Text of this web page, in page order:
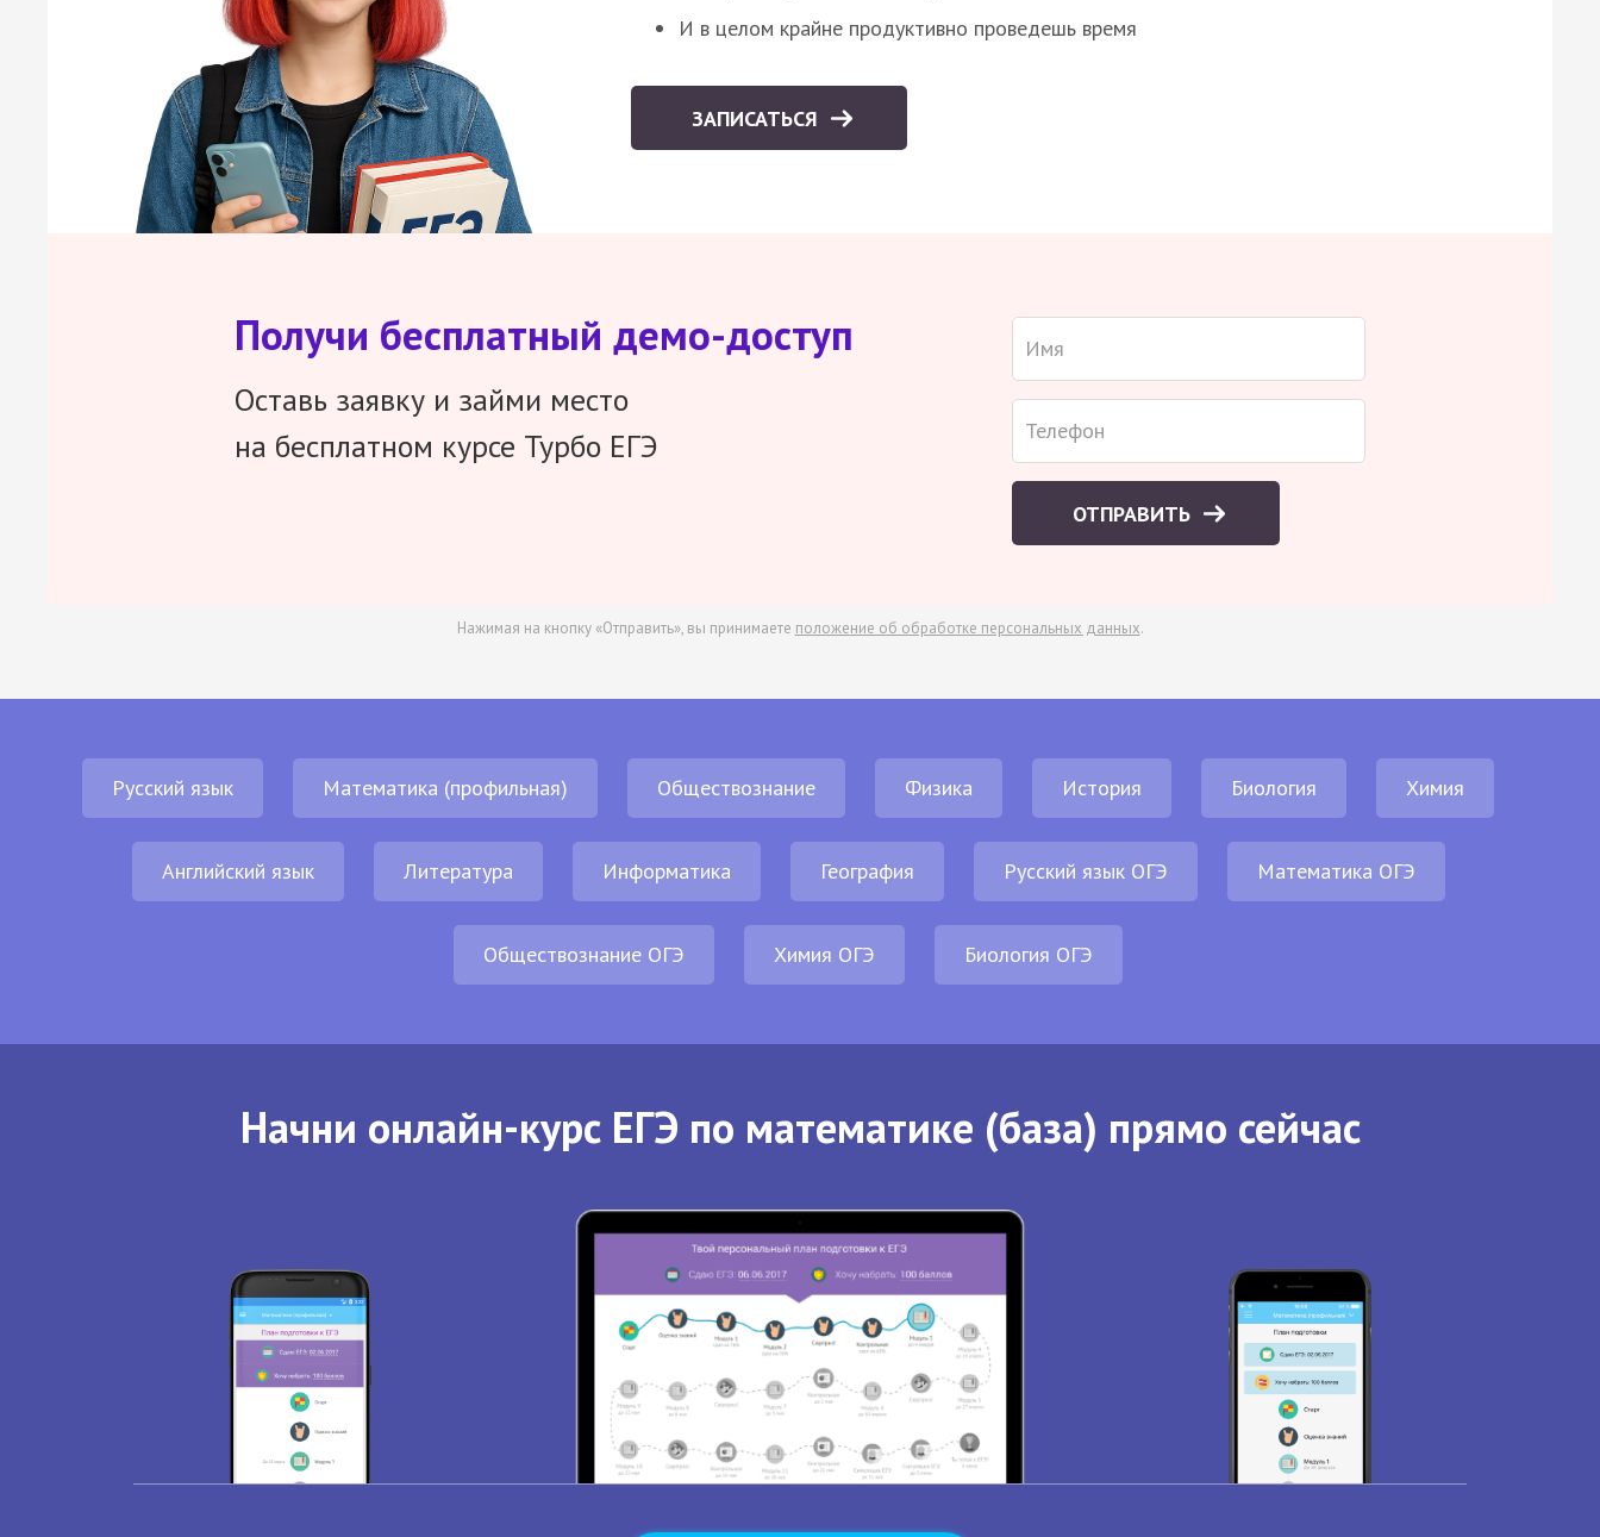
И в целом крайне продуктивно проведешь время
ЗАПИСАТЬСЯ
Получи бесплатный демо-доступ
Оставь заявку и займи место
на бесплатном курсе Турбо ЕГЭ
ОТПРАВИТЬ
Нажимая на кнопку «Отправить», вы принимаете положение об обработке персональных данных.
Русский язык Математика (профильная) Обществознание Физика История Биология Химия
Английский язык Литература Информатика География Русский язык ОГЭ Математика ОГЭ
Обществознание ОГЭ Химия ОГЭ Биология ОГЭ
Начни онлайн-курс ЕГЭ по математике (база) прямо сейчас